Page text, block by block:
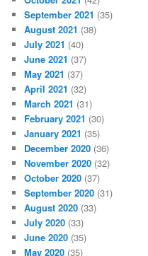
September 2021 (35)
August 2021 (38)
July 2021 (40)
June 2021 (37)
May 2021 (37)
April 2021 (32)
March 2021 (31)
February 2021 (30)
January 2021 (35)
December 2020 (36)
November 2020 (32)
October 2020 (37)
September 2020 (31)
August 2020 (33)
July 2020 (33)
June 2020 (35)
May 2020 (35)